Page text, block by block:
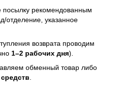
посылку рекомендованным
отделение, указанное
возврата проводим
1–2 рабочих дня).
обменный товар либо